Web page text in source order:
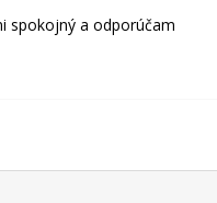
spokojný a odporúčam